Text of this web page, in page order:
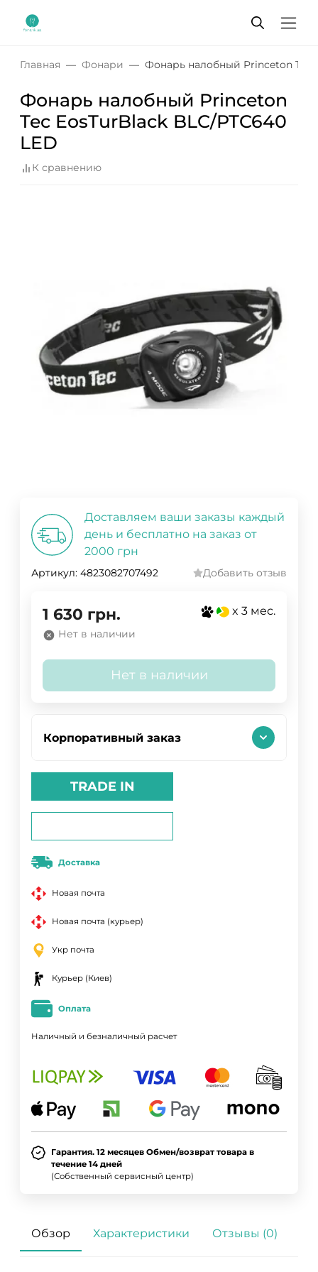
Главная Фонари Фонарь налобный Princeton Tec
Фонарь налобный Princeton
Tec EosTurBlack BLC/PTC640
LED
К сравнению
Доставляем ваши заказы каждый
день и бесплатно на заказ от
2000 грн
Артикул: 4823082707492 Добавить отзыв
1 630 грн. x 3 мес.
Нет в наличии
Нет в наличии
Корпоративный заказ
TRADE IN
Доставка
Новая почта
Новая почта (курьер)
Укр почта
Курьер (Киев)
Оплата
Наличный и безналичный расчет
Гарантия. 12 месяцев Обмен/возврат товара в
течение 14 дней
(Собственный сервисный центр)
Обзор Характеристики Отзывы (0)